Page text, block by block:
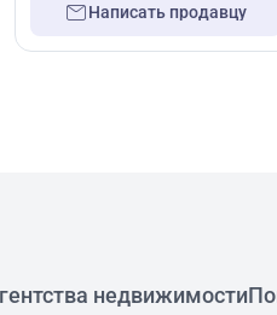
Написать продавцу
недвижимости